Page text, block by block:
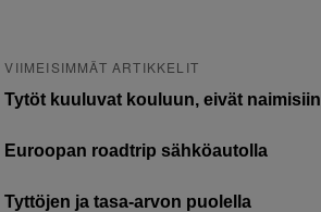
VIIMEISIMMÄT ARTIKKELIT
Tytöt kuuluvat kouluun, eivät naimisiin
Euroopan roadtrip sähköautolla
Tyttöjen ja tasa-arvon puolella